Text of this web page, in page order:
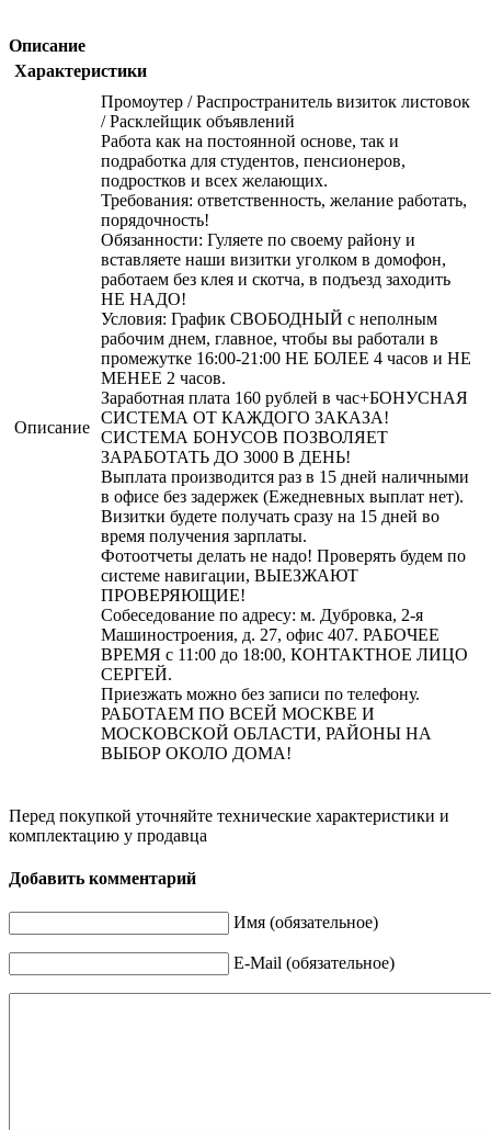
Описание
Характеристики
Описание
Промоутер / Распространитель визиток листовок
/ Расклейщик объявлений
Работа как на постоянной основе, так и
подработка для студентов, пенсионеров,
подростков и всех желающих.
Требования: ответственность, желание работать,
порядочность!
Обязанности: Гуляете по своему району и
вставляете наши визитки уголком в домофон,
работаем без клея и скотча, в подъезд заходить
НЕ НАДО!
Условия: График СВОБОДНЫЙ с неполным
рабочим днем, главное, чтобы вы работали в
промежутке 16:00-21:00 НЕ БОЛЕЕ 4 часов и НЕ
МЕНЕЕ 2 часов.
Заработная плата 160 рублей в час+БОНУСНАЯ
СИСТЕМА ОТ КАЖДОГО ЗАКАЗА!
СИСТЕМА БОНУСОВ ПОЗВОЛЯЕТ
ЗАРАБОТАТЬ ДО 3000 В ДЕНЬ!
Выплата производится раз в 15 дней наличными
в офисе без задержек (Ежедневных выплат нет).
Визитки будете получать сразу на 15 дней во
время получения зарплаты.
Фотоотчеты делать не надо! Проверять будем по
системе навигации, ВЫЕЗЖАЮТ
ПРОВЕРЯЮЩИЕ!
Собеседование по адресу: м. Дубровка, 2-я
Машиностроения, д. 27, офис 407. РАБОЧЕЕ
ВРЕМЯ с 11:00 до 18:00, КОНТАКТНОЕ ЛИЦО
СЕРГЕЙ.
Приезжать можно без записи по телефону.
РАБОТАЕМ ПО ВСЕЙ МОСКВЕ И
МОСКОВСКОЙ ОБЛАСТИ, РАЙОНЫ НА
ВЫБОР ОКОЛО ДОМА!
Перед покупкой уточняйте технические характеристики и
комплектацию у продавца
Добавить комментарий
Имя (обязательное)
E-Mail (обязательное)